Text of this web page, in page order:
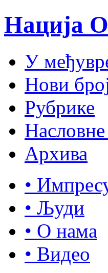
Нација
У
Нови
Рубрике
Насловне
Архива
•
• Људи
• О нама
• Видео